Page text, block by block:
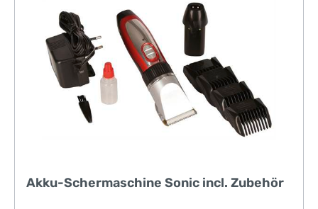
Akku-Schermaschine Sonic incl. Zubehör